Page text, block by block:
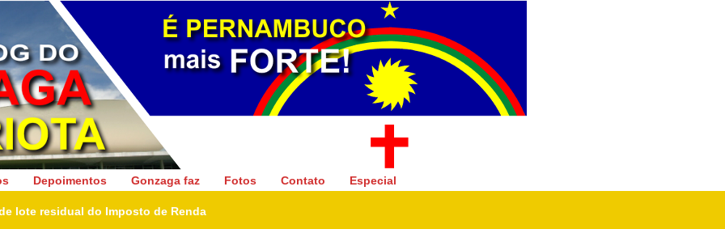
Gonzaga Patriota
Depoimentos Gonzaga faz Fotos Contato Especial
lote residual do Imposto de Renda